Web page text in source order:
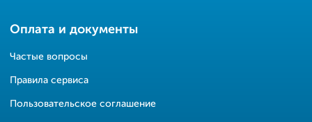
Оплата и документы
Частые вопросы
Правила сервиса
Пользовательское соглашение